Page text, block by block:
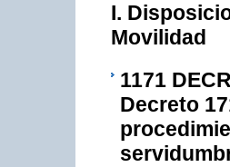
I.
Movilidad
1171
Decreto